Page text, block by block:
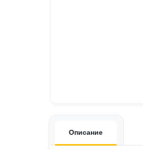
Описание